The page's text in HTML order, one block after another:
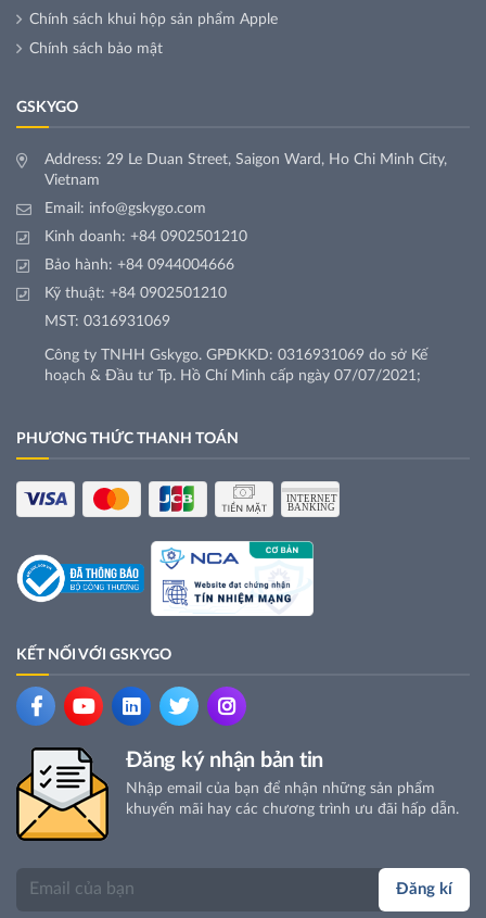
Chính sách khui hộp sản phẩm Apple
Chính sách bảo mật
GSKYGO
Address: 29 Le Duan Street, Saigon Ward, Ho Chi Minh City,
Vietnam
Email: info@gskygo.com
Kinh doanh: +84 0902501210
Bảo hành: +84 0944004666
Kỹ thuật: +84 0902501210
MST: 0316931069
Công ty TNHH Gskygo. GPĐKKD: 0316931069 do sở Kế
hoạch & Đầu tư Tp. Hồ Chí Minh cấp ngày 07/07/2021;
PHƯƠNG THỨC THANH TOÁN
KẾT NỐI VỚI GSKYGO
Đăng ký nhận bản tin
Nhập email của bạn để nhận những sản phẩm
khuyến mãi hay các chương trình ưu đãi hấp dẫn.
Đăng kí